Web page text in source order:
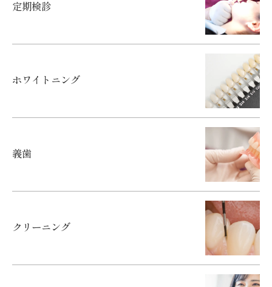
定期検診
ホワイトニング
義歯
クリーニング